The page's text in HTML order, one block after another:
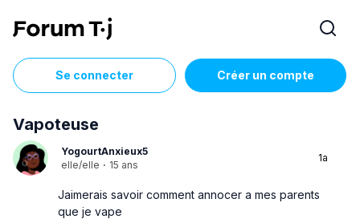
Se connecter Créer un compte
Vapoteuse
YogourtAnxieux5
elle/elle · 15 ans
1a
Jaimerais savoir comment annocer a mes parents
que je vape